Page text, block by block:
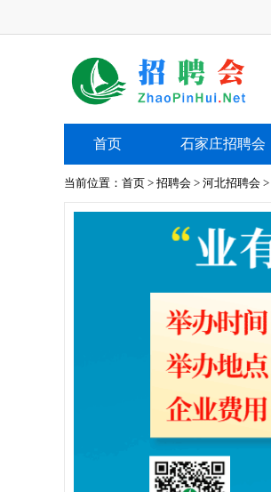
石家庄招聘会
首页 石家庄招聘会
当前位置： 首页 > 招聘会 > 河北招聘会 >